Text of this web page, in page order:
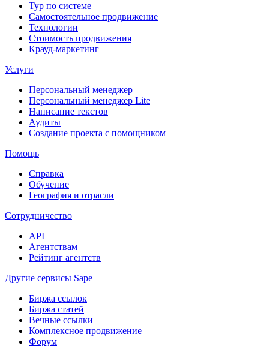
Тур по системе
Самостоятельное продвижение
Технологии
Стоимость продвижения
Крауд-маркетинг
Услуги
Персональный менеджер
Персональный менеджер Lite
Написание текстов
Аудиты
Создание проекта с помощником
Помощь
Справка
Обучение
География и отрасли
Сотрудничество
API
Агентствам
Рейтинг агентств
Другие сервисы Sape
Биржа ссылок
Биржа статей
Вечные ссылки
Комплексное продвижение
Форум